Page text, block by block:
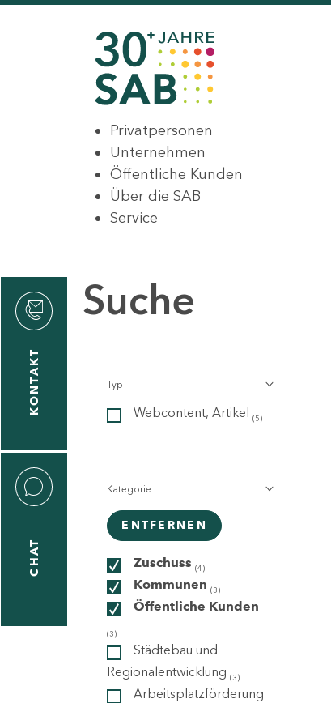
Privatpersonen
Unternehmen
Öffentliche Kunden
Über die SAB
Service
KONTAKT
CHAT
Suche
Typ
Webcontent, Artikel (5)
Kategorie
ENTFERNEN
Zuschuss (4)
Kommunen (3)
Öffentliche Kunden
(3)
Städtebau und
Regionalentwicklung (3)
Arbeitsplatzförderung